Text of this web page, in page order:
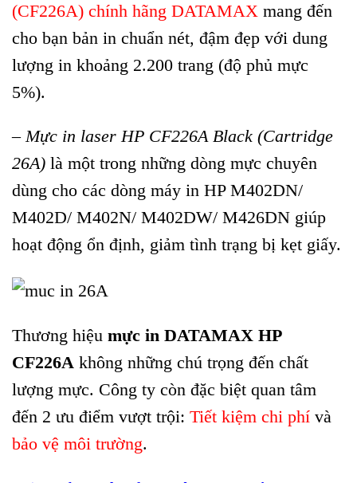
(CF226A) chính hãng DATAMAX mang đến
cho bạn bản in chuẩn nét, đậm đẹp với dung
lượng in khoảng 2.200 trang (độ phủ mực
5%).
–Mực in laser HP CF226A Black (Cartridge
26A) là một trong những dòng mực chuyên
dùng cho các dòng máy in HP M402DN/
M402D/ M402N/ M402DW/ M426DN giúp
hoạt động ổn định, giảm tình trạng bị kẹt giấy.
Thương hiệu mực in DATAMAX HP
CF226A không những chú trọng đến chất
lượng mực. Công ty còn đặc biệt quan tâm
đến 2 ưu điểm vượt trội: Tiết kiệm chi phí và
bảo vệ môi trường.